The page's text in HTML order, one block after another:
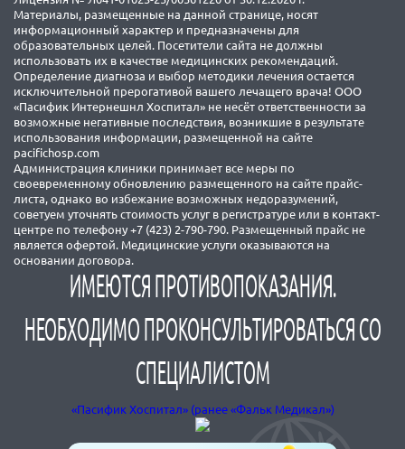
Материалы, размещенные на данной странице, носят
информационный характер и предназначены для
образовательных целей. Посетители сайта не должны
использовать их в качестве медицинских рекомендаций.
Определение диагноза и выбор методики лечения остается
исключительной прерогативой вашего лечащего врача! ООО
«Пасифик Интернешнл Хоспитал» не несёт ответственности за
возможные негативные последствия, возникшие в результате
использования информации, размещенной на сайте
pacifichosp.com
Администрация клиники принимает все меры по
своевременному обновлению размещенного на сайте прайс-
листа, однако во избежание возможных недоразумений,
советуем уточнять стоимость услуг в регистратуре или в контакт-
центре по телефону +7 (423) 2-790-790. Размещенный прайс не
является офертой. Медицинские услуги оказываются на
основании договора.
ИМЕЮТСЯ ПРОТИВОПОКАЗАНИЯ.
НЕОБХОДИМО ПРОКОНСУЛЬТИРОВАТЬСЯ СО
СПЕЦИАЛИСТОМ
«Пасифик Хоспитал» (ранее «Фальк Медикал»)